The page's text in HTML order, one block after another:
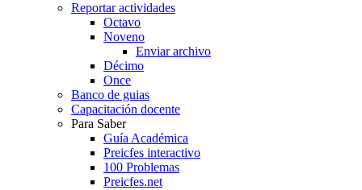
Reportar actividades
Octavo
Noveno
Enviar archivo
Décimo
Once
Banco de guias
Capacitación docente
Para Saber
Guía Académica
Preicfes interactivo
100 Problemas
Preicfes.net